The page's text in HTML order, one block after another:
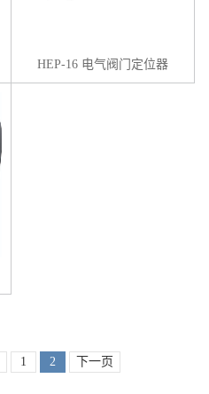
HEP-16 电气阀门定位器
1 2 下一页